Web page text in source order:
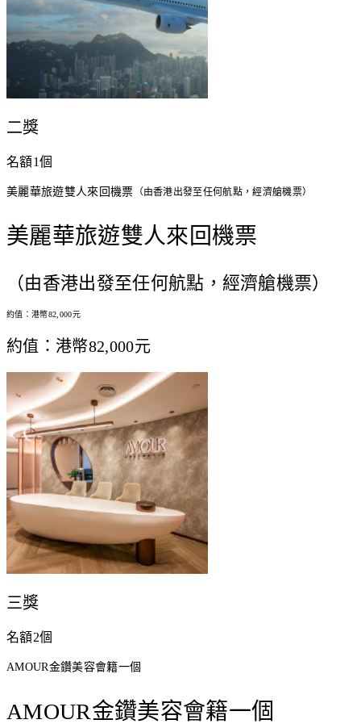
二獎
名額1個
美麗華旅遊雙人來回機票 （由香港出發至任何航點，經濟艙機票）
美麗華旅遊雙人來回機票
（由香港出發至任何航點，經濟艙機票）
約值：港幣82,000元
約值：港幣82,000元
三獎
名額2個
AMOUR金鑽美容會籍一個
AMOUR金鑽美容會籍一個